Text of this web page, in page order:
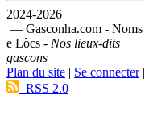
2024-2026
— Gasconha.com - Noms
e Lòcs - Nos lieux-dits
gascons
Plan du site | Se connecter|
RSS 2.0